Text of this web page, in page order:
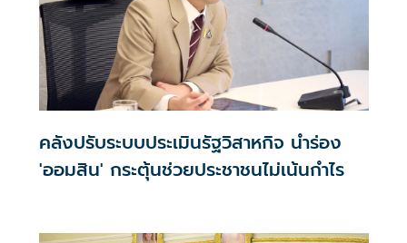
คลังปรับระบบประเมินรัฐวิสาหกิจ นำร่อง
'ออมสิน' กระตุ้นช่วยประชาชนไม่เน้นกำไร